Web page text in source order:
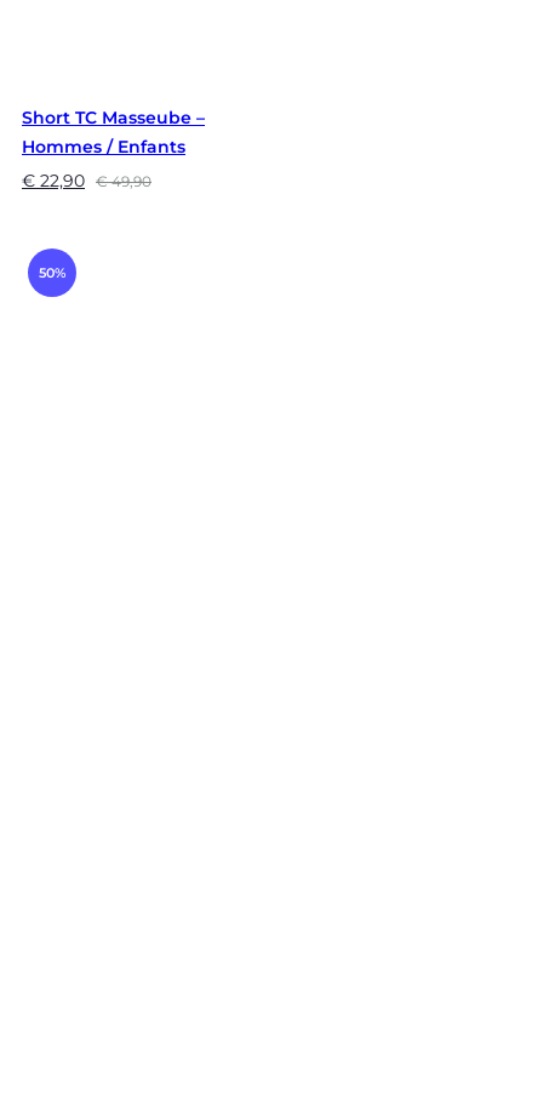
Short TC Masseube –
Hommes / Enfants
€ 22,90 €49,90
50%